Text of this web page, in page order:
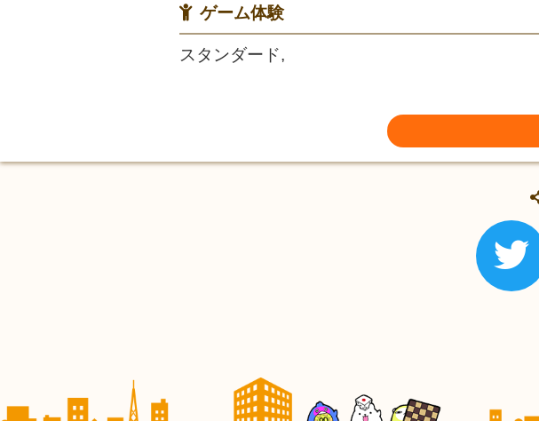
ゲーム体験
スタンダード,